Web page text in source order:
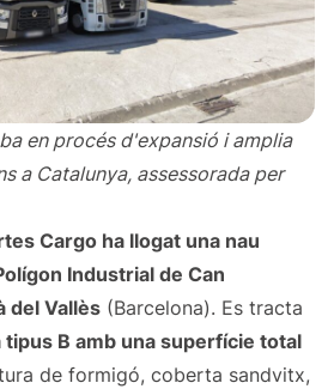
en procés d'expansió i amplia
a Catalunya, assessorada per
Cargo ha llogat una nau
Industrial de Can
del Vallès (Barcelona). Es tracta
tipus B amb una superfície total
de formigó, coberta sandvitx,